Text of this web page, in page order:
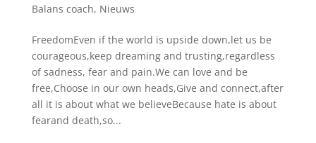
Balans coach, Nieuws
FreedomEven if the world is upside down,let us be
courageous,keep dreaming and trusting,regardless
of sadness, fear and pain.We can love and be
free,Choose in our own heads,Give and connect,after
all it is about what we believeBecause hate is about
fearand death,so...